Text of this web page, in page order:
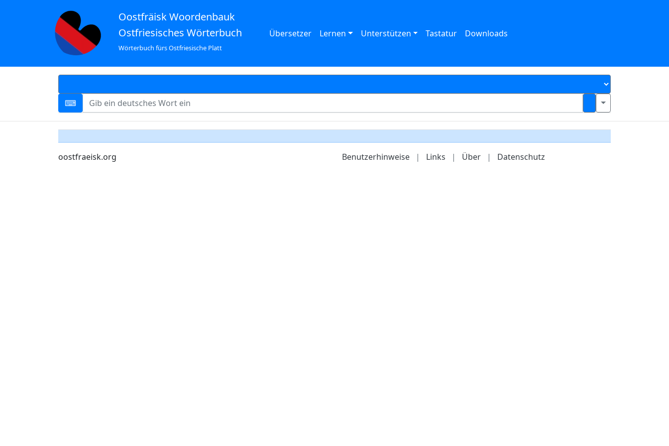
Oostfräisk Woordenbauk
Ostfriesisches Wörterbuch
Wörterbuch fürs Ostfriesische Platt
Übersetzer Lernen Unterstützen Tastatur Downloads
oostfraeisk.org Benutzerhinweise | Links | Über | Datenschutz